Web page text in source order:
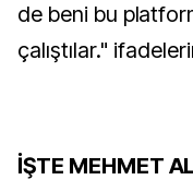
de beni bu
çalıştılar."
İŞTE MEHMET